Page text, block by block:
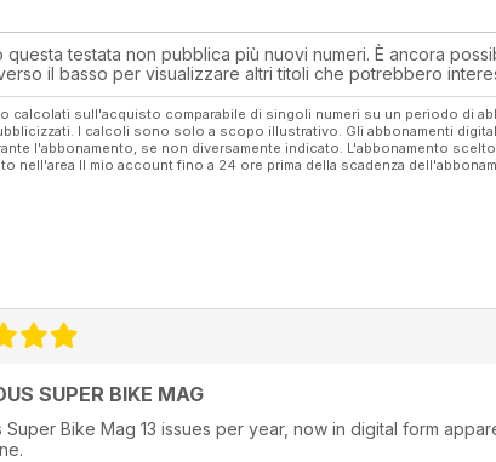
questa testata non pubblica più nuovi numeri. È ancora
il basso per visualizzare altri titoli che potrebbero
calcolati sull'acquisto comparabile di singoli numeri su un periodo di
I calcoli sono solo a scopo illustrativo. Gli abbonamenti
l'abbonamento, se non diversamente indicato. L'abbonamento
nell'area Il mio account fino a 24 ore prima della scadenza
SUPER BIKE MAG
Super Bike Mag 13 issues per year, now in digital form